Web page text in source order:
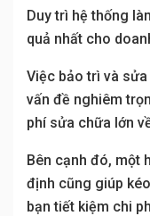
Duy trì hệ thống
quả nhất cho
Việc bảo trì và
vấn đề nghiêm
phí sửa chữa lớn
Bên cạnh đó, một
định cũng giúp
bạn tiết kiệm chi